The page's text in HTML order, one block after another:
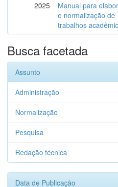
2025
Manual para
e normalização de
trabalhos
Busca facetada
Assunto
Administração
Normalização
Pesquisa
Redação técnica
Data de Publicação